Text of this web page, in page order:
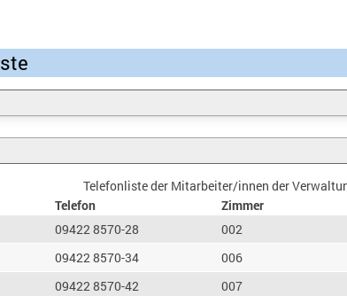
Telefonliste der Mitarbeiter/innen der
Telefon Zimmer
09422 8570-28 002
09422 8570-34 006
09422 8570-42 007